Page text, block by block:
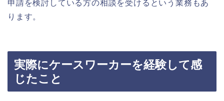
申請を検討している方の相談を受けるという業務もあ
ります。
実際にケースワーカーを経験して感
じたこと